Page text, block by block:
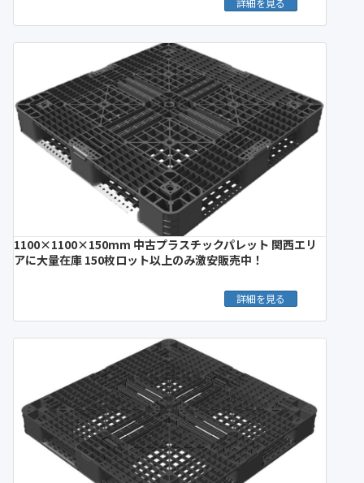
1100×1100×150mm 中古プラスチックパレット 関西エリ
アに大量在庫 150枚ロット以上のみ激安販売中！
詳細を見る